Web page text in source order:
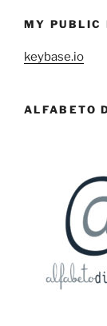
MY PUBLIC
keybase.io
ALFABETO